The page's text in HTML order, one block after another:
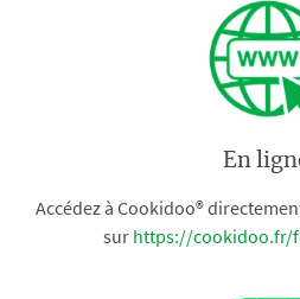
En
Accédez à Cookidoo®
sur https://cookidoo.fr/